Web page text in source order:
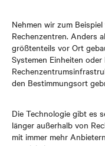
Nehmen wir zum
Rechenzentren. Anders
größtenteils vor Ort
Systemen Einheiten
den Bestimmungsort
Die Technologie gibt es
länger außerhalb von
mit immer mehr